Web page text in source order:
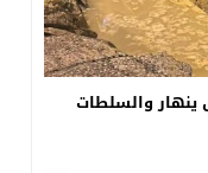
ينهار والسلطات